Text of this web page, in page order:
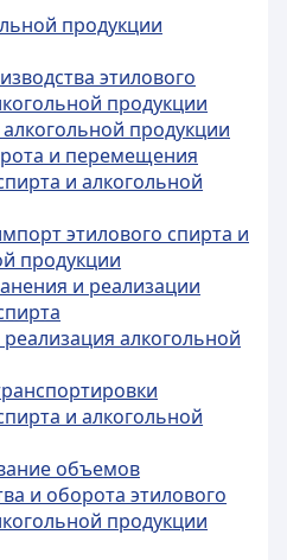
продукции
этилового
продукции
продукции
и перемещения
и алкогольной
этилового спирта и
продукции
и реализации
алкогольной
и алкогольной
объемов
и оборота этилового
продукции